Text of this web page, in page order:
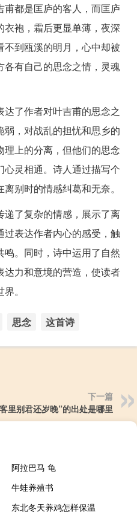
都是匡庐的客人，而匡庐
衣袍，霜后更显单薄，夜深
到瓯溪的明月，心中却被
有自己的思念之情，灵魂
了作者对叶吉甫的思念之
，对战乱的担忧和思乡的
上的分离，但他们的思念
灵相通。诗人通过描写个
别时的情感纠葛和无奈。
了复杂的情感，展示了离
表达作者内心的感受，触
。同时，诗中运用了自然
力和意境的营造，使读者
。
思念 这首诗
下一篇
里别君还岁晚”的出处是哪里
阿拉巴马 龟
牛蛙养殖书
东北冬天养鸡怎样保温